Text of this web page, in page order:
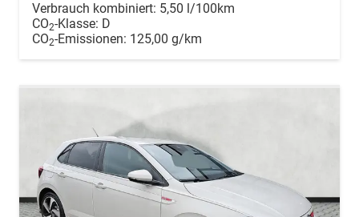
Verbrauch kombiniert: 5,50 l/100km
CO2-Klasse: D
CO2-Emissionen: 125,00 g/km